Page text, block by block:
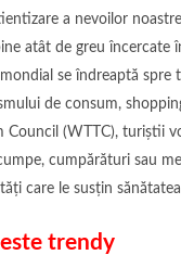
a nevoilor
atât de greu încercate
se îndreaptă spre
de consum,
Council (WTTC), turiștii
cumpărături sau
care le susțin
trendy